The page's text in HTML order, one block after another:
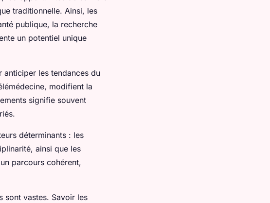
traditionnelle. Ainsi, les
publique, la recherche
un potentiel unique
anticiper les tendances du
modifient la
signifie souvent
déterminants : les
ainsi que les
parcours cohérent,
sont vastes. Savoir les